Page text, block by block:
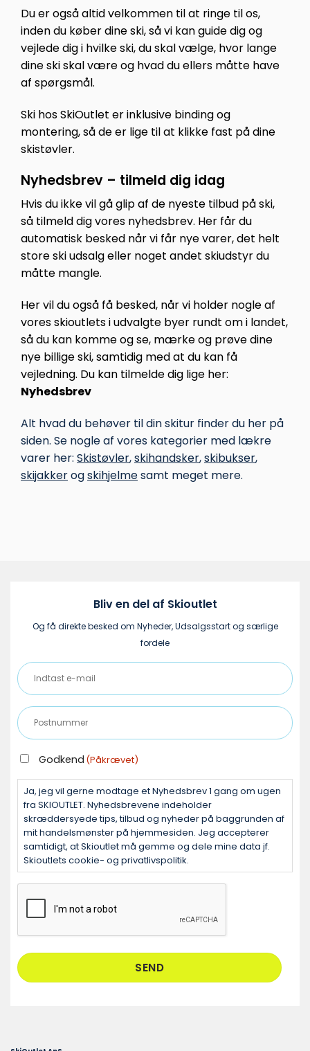
Du er også altid velkommen til at ringe til os,
inden du køber dine ski, så vi kan guide dig og
vejlede dig i hvilke ski, du skal vælge, hvor lange
dine ski skal være og hvad du ellers måtte have
af spørgsmål.
Ski hos SkiOutlet er inklusive binding og
montering, så de er lige til at klikke fast på dine
skistøvler.
Nyhedsbrev – tilmeld dig idag
Hvis du ikke vil gå glip af de nyeste tilbud på ski,
så tilmeld dig vores nyhedsbrev. Her får du
automatisk besked når vi får nye varer, det helt
store ski udsalg eller noget andet skiudstyr du
måtte mangle.
Her vil du også få besked, når vi holder nogle af
vores skioutlets i udvalgte byer rundt om i landet,
så du kan komme og se, mærke og prøve dine
nye billige ski, samtidig med at du kan få
vejledning. Du kan tilmelde dig lige her:
Nyhedsbrev
Alt hvad du behøver til din skitur finder du her på
siden. Se nogle af vores kategorier med lækre
varer her: Skistøvler,skihandsker,skibukser,
skijakkerogskihjelmesamt meget mere.
Bliv en del af Skioutlet
Og få direkte besked om Nyheder, Udsalgsstart og særlige
fordele
Indtast
e-
mail
(Påkrævet)
Postnummer
(Påkrævet)
GODKEND
(PÅKRÆVET)
Godkend (Påkrævet)
Ja, jeg vil gerne modtage et Nyhedsbrev 1 gang om ugen
fra SKIOUTLET. Nyhedsbrevene indeholder
skræddersyede tips, tilbud og nyheder på baggrunden af
mit handelsmønster på hjemmesiden. Jeg accepterer
samtidigt, at Skioutlet må gemme og dele mine data jf.
Skioutlets cookie- og privatlivspolitik.